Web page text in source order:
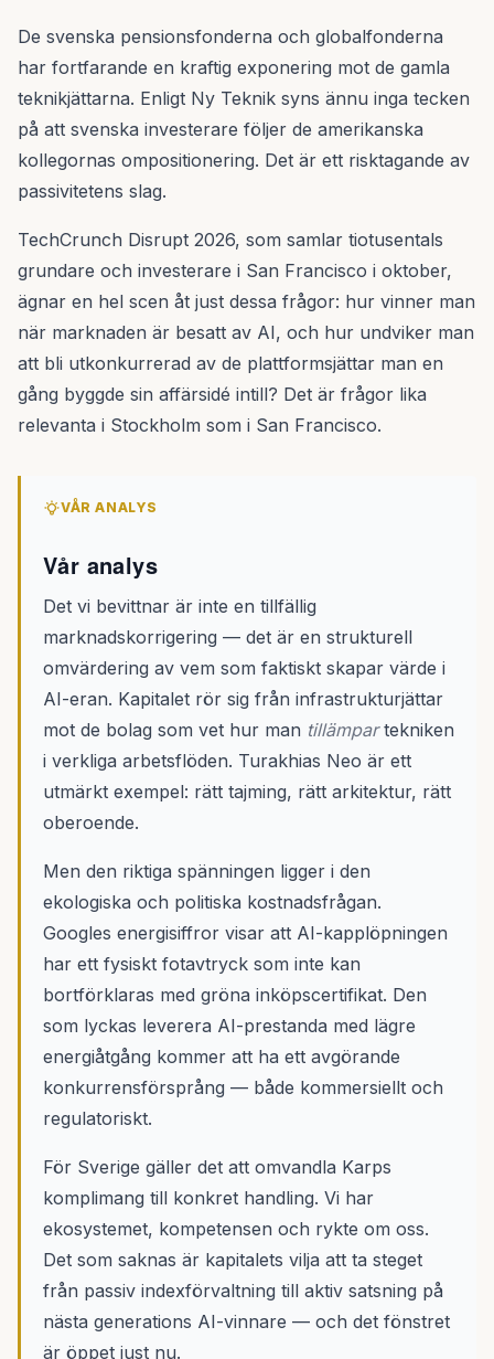
De svenska pensionsfonderna och globalfonderna
har fortfarande en kraftig exponering mot de gamla
teknikjättarna. Enligt Ny Teknik syns ännu inga tecken
på att svenska investerare följer de amerikanska
kollegornas ompositionering. Det är ett risktagande av
passivitetens slag.
TechCrunch Disrupt 2026, som samlar tiotusentals
grundare och investerare i San Francisco i oktober,
ägnar en hel scen åt just dessa frågor: hur vinner man
när marknaden är besatt av AI, och hur undviker man
att bli utkonkurrerad av de plattformsjättar man en
gång byggde sin affärsidé intill? Det är frågor lika
relevanta i Stockholm som i San Francisco.
VÅR ANALYS
Vår analys
Det vi bevittnar är inte en tillfällig
marknadskorrigering — det är en strukturell
omvärdering av vem som faktiskt skapar värde i
AI-eran. Kapitalet rör sig från infrastrukturjättar
mot de bolag som vet hur man tillämpartekniken
i verkliga arbetsflöden. Turakhias Neo är ett
utmärkt exempel: rätt tajming, rätt arkitektur, rätt
oberoende.
Men den riktiga spänningen ligger i den
ekologiska och politiska kostnadsfrågan.
Googles energisiffror visar att AI-kapplöpningen
har ett fysiskt fotavtryck som inte kan
bortförklaras med gröna inköpscertifikat. Den
som lyckas leverera AI-prestanda med lägre
energiåtgång kommer att ha ett avgörande
konkurrensförsprång — både kommersiellt och
regulatoriskt.
För Sverige gäller det att omvandla Karps
komplimang till konkret handling. Vi har
ekosystemet, kompetensen och rykte om oss.
Det som saknas är kapitalets vilja att ta steget
från passiv indexförvaltning till aktiv satsning på
nästa generations AI-vinnare — och det fönstret
är öppet just nu.